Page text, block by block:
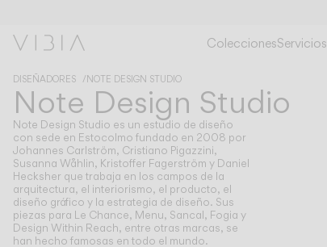
ColeccionesServicios
DISEÑADORES NOTE DESIGN STUDIO
Note Design Studio
Note Design Studio es un estudio de diseño
con sede en Estocolmo fundado en 2008 por
Johannes Carlström, Cristiano Pigazzini,
Susanna Wåhlin, Kristoffer Fagerström y Daniel
Hecksher que trabaja en los campos de la
arquitectura, el interiorismo, el producto, el
diseño gráfico y la estrategia de diseño. Sus
piezas para Le Chance, Menu, Sancal, Fogia y
Design Within Reach, entre otras marcas, se
han hecho famosas en todo el mundo.